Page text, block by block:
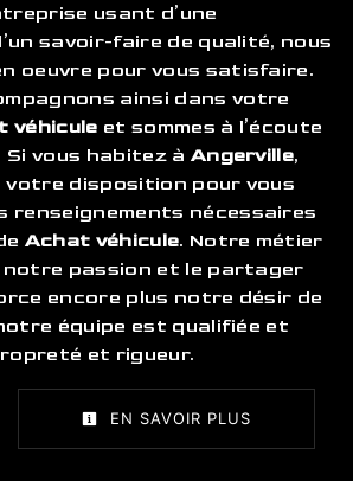
usant d’une
savoir-faire de qualité, nous
oeuvre pour vous satisfaire.
ainsi dans votre
véhicule et sommes à l’écoute
Si vous habitez à Angerville,
votre disposition pour vous
renseignements nécessaires
Achat véhicule. Notre métier
passion et le partager
encore plus notre désir de
équipe est qualifiée et
et rigueur.
EN SAVOIR PLUS